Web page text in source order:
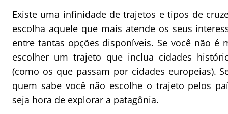
Existe uma infinidade de trajetos e tipos de
escolha aquele que mais atende os seus
entre tantas opções disponíveis. Se você não
escolher um trajeto que inclua cidades
(como os que passam por cidades europeias).
quem sabe você não escolhe o trajeto pelos
seja hora de explorar a patagônia.